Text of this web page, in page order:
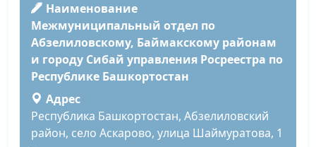
Наименование
Межмуниципальный отдел по
Абзелиловскому, Баймакскому районам
и городу Сибай управления Росреестра по
Республике Башкортостан
Адрес
Республика Башкортостан, Абзелиловский
район, село Аскарово, улица Шаймуратова, 1